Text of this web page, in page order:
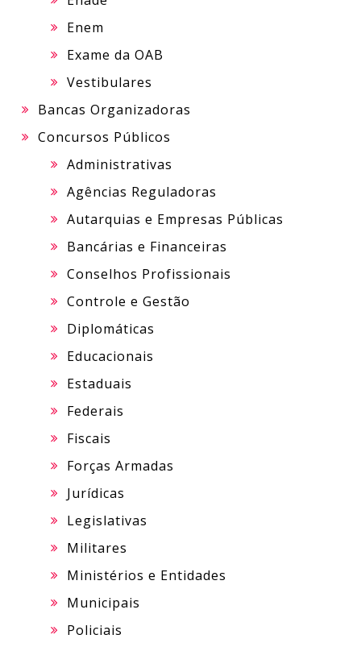
Enem
Exame da OAB
Vestibulares
Bancas Organizadoras
Concursos Públicos
Administrativas
Agências Reguladoras
Autarquias e Empresas Públicas
Bancárias e Financeiras
Conselhos Profissionais
Controle e Gestão
Diplomáticas
Educacionais
Estaduais
Federais
Fiscais
Forças Armadas
Jurídicas
Legislativas
Militares
Ministérios e Entidades
Municipais
Policiais